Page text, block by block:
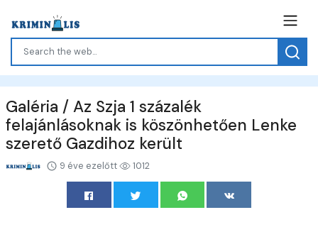
Galéria / Az Szja 1 százalék
felajánlásoknak is köszönhetően Lenke
szerető Gazdihoz került
9 éve ezelőtt 1012